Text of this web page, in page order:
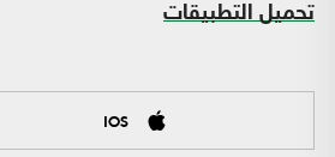
تحميل التطبيقات
IOS